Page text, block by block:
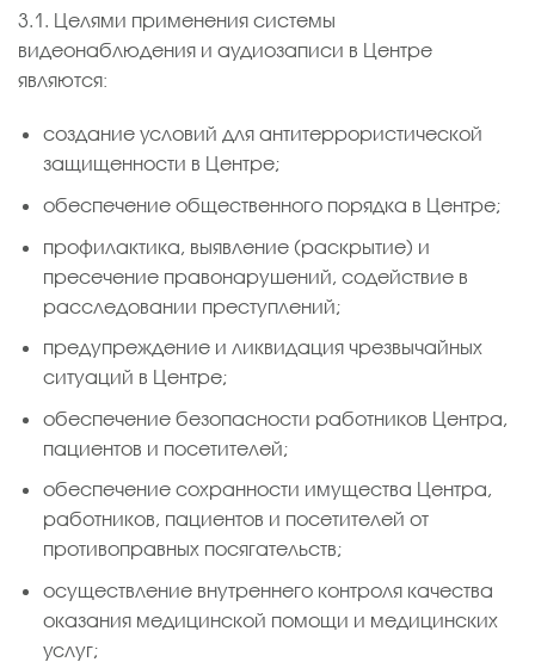
3.1. Целями применения системы
видеонаблюдения и аудиозаписи в Центре
являются:
создание условий для антитеррористической
защищенности в Центре;
обеспечение общественного порядка в Центре;
профилактика, выявление (раскрытие) и
пресечение правонарушений, содействие в
расследовании преступлений;
предупреждение и ликвидация чрезвычайных
ситуаций в Центре;
обеспечение безопасности работников Центра,
пациентов и посетителей;
обеспечение сохранности имущества Центра,
работников, пациентов и посетителей от
противоправных посягательств;
осуществление внутреннего контроля качества
оказания медицинской помощи и медицинских
услуг;